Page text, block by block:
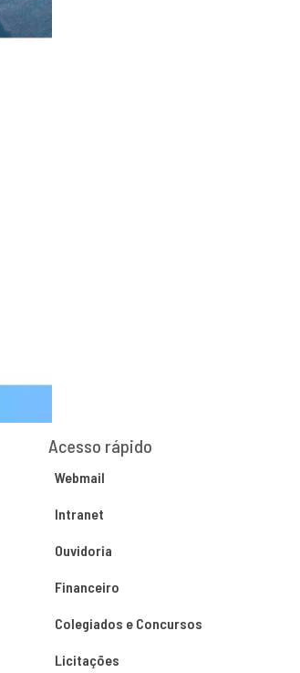
Acesso rápido
Webmail
Intranet
Ouvidoria
Financeiro
Colegiados e Concursos
Licitações